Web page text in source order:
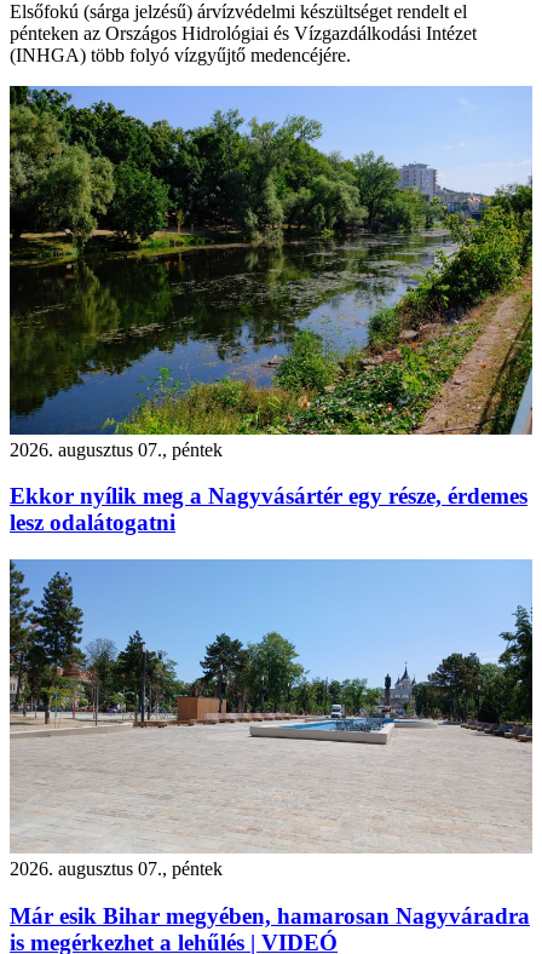
Elsőfokú (sárga jelzésű) árvízvédelmi készültséget rendelt el
pénteken az Országos Hidrológiai és Vízgazdálkodási Intézet
(INHGA) több folyó vízgyűjtő medencéjére.
2026. augusztus 07., péntek
Ekkor nyílik meg a Nagyvásártér egy része, érdemes
lesz odalátogatni
2026. augusztus 07., péntek
Már esik Bihar megyében, hamarosan Nagyváradra
is megérkezhet a lehűlés | VIDEÓ